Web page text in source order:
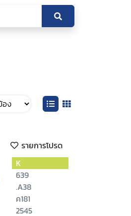
รายการโปรด
K
639
.A38
ค181
2545